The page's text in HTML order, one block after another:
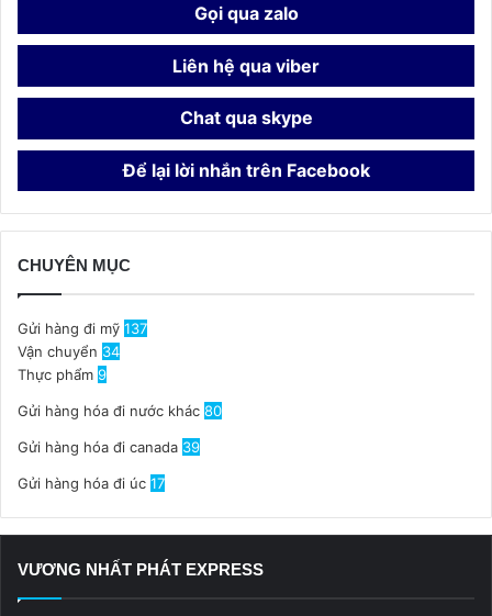
Gọi qua zalo
Liên hệ qua viber
Chat qua skype
Để lại lời nhắn trên Facebook
CHUYÊN MỤC
Gửi hàng đi mỹ 137
Vận chuyển 34
Thực phẩm 9
Gửi hàng hóa đi nước khác 80
Gửi hàng hóa đi canada 39
Gửi hàng hóa đi úc 17
VƯƠNG NHẤT PHÁT EXPRESS